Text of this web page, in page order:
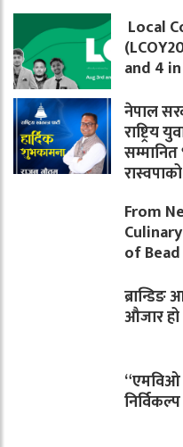
Local
and 4
नेपाल
राष्ट्रिय
From
of
औजार हो
“एमविओ